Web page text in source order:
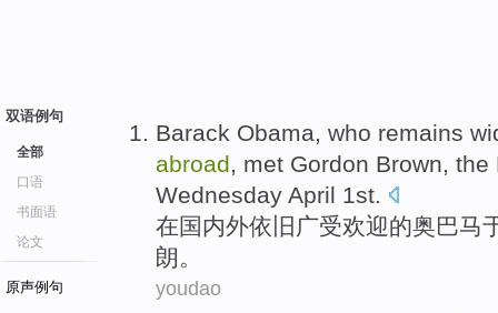
双语例句
全部
口语
书面语
论文
原声例句
Barack Obama, who remains
abroad, met Gordon Brown, the
Wednesday April 1st.
在国内外依旧 广受欢迎的奥巴马
朗。
youdao